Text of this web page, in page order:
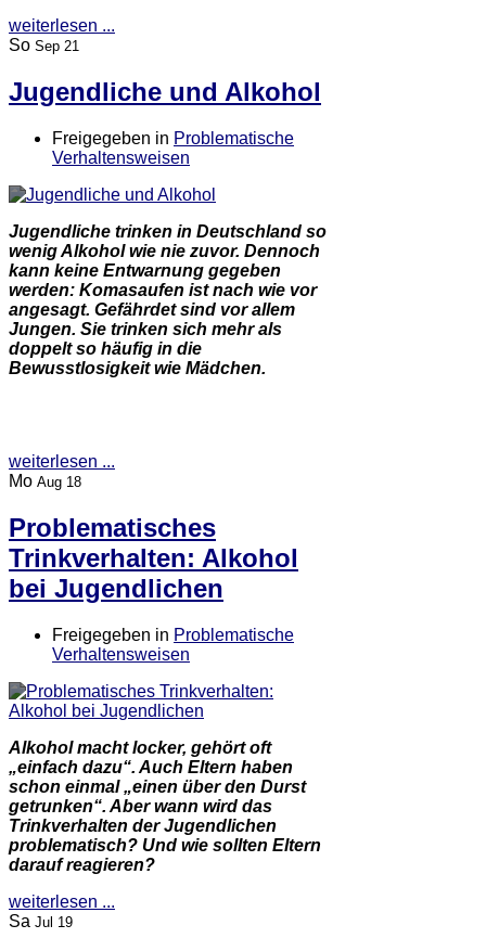
weiterlesen ...
So Sep 21
Jugendliche und Alkohol
Freigegeben in Problematische
Verhaltensweisen
Jugendliche trinken in Deutschland so
wenig Alkohol wie nie zuvor. Dennoch
kann keine Entwarnung gegeben
werden: Komasaufen ist nach wie vor
angesagt. Gefährdet sind vor allem
Jungen. Sie trinken sich mehr als
doppelt so häufig in die
Bewusstlosigkeit wie Mädchen.
weiterlesen ...
Mo Aug 18
Problematisches
Trinkverhalten: Alkohol
bei Jugendlichen
Freigegeben in Problematische
Verhaltensweisen
Alkohol macht locker, gehört oft
„einfach dazu“. Auch Eltern haben
schon einmal „einen über den Durst
getrunken“. Aber wann wird das
Trinkverhalten der Jugendlichen
problematisch? Und wie sollten Eltern
darauf reagieren?
weiterlesen ...
Sa Jul 19